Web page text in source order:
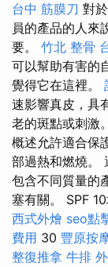
台中 筋膜刀 對
員的產品的人來
要。 竹北 整骨
可以幫助有害的
覺得它在這裡。
速影響真皮，具
老的斑點或刺激。
概述允許適合保
部過熱和燃燒。
包含不同質量的
塞有關。 SPF
西式外燴 seo點
費用 30 豐原按
整復推拿 牛排